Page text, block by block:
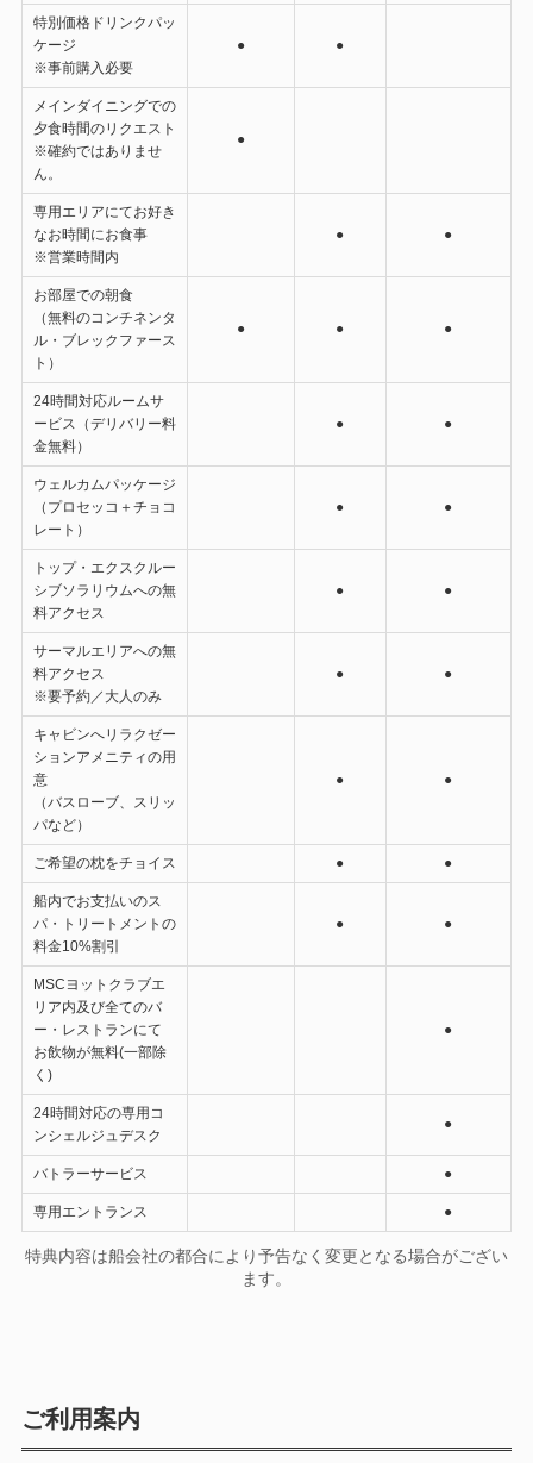
特別価格ドリンクパッ
ケージ
※事前購入必要
● ●
メインダイニングでの
夕食時間のリクエスト
※確約ではありませ
ん。
●
専用エリアにてお好き
なお時間にお食事
※営業時間内
● ●
お部屋での朝食
（無料のコンチネンタ
ル・ブレックファース
ト）
● ● ●
24時間対応ルームサ
ービス（デリバリー料
金無料）
● ●
ウェルカムパッケージ
（プロセッコ＋チョコ
レート）
● ●
トップ・エクスクルー
シブソラリウムへの無
料アクセス
● ●
サーマルエリアへの無
料アクセス
※要予約／大人のみ
● ●
キャビンへリラクゼー
ションアメニティの用
意
（バスローブ、スリッ
パなど）
● ●
ご希望の枕をチョイス ● ●
船内でお支払いのス
パ・トリートメントの
料金10%割引
● ●
MSCヨットクラブエ
リア内及び全てのバ
ー・レストランにて
お飲物が無料(一部除
く)
●
24時間対応の専用コ
ンシェルジュデスク
●
バトラーサービス ●
専用エントランス ●
特典内容は船会社の都合により予告なく変更となる場合がござい
ます。
ご利用案内